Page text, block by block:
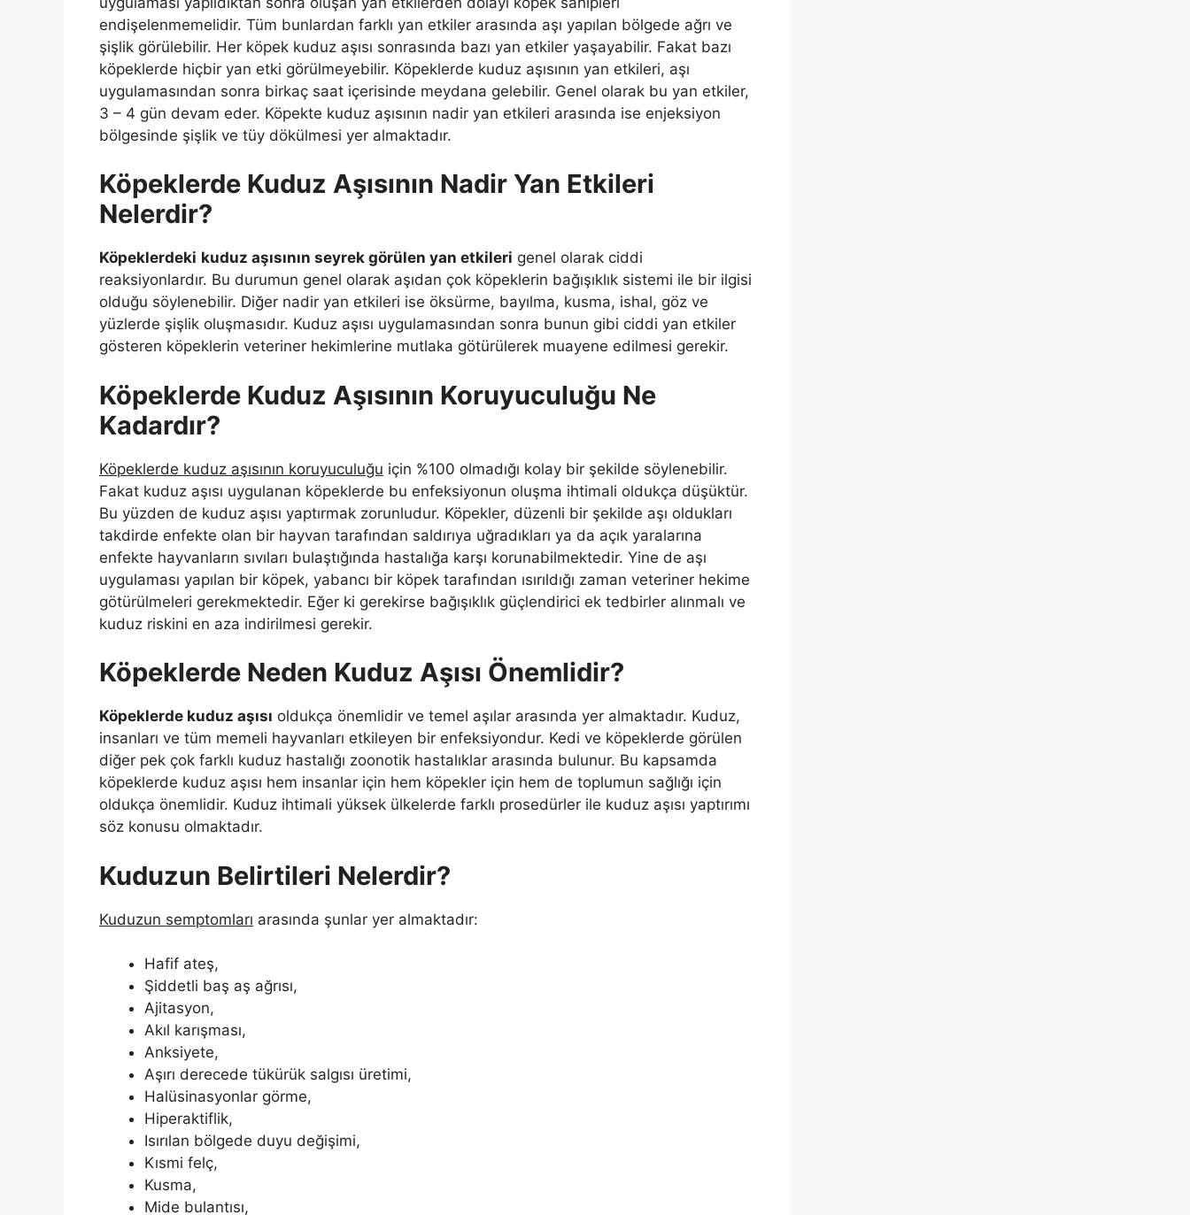
endişelenmemelidir. Tüm bunlardan farklı yan etkiler arasında aşı yapılan bölgede ağrı ve
şişlik görülebilir. Her köpek kuduz aşısı sonrasında bazı yan etkiler yaşayabilir. Fakat bazı
köpeklerde hiçbir yan etki görülmeyebilir. Köpeklerde kuduz aşısının yan etkileri, aşı
uygulamasından sonra birkaç saat içerisinde meydana gelebilir. Genel olarak bu yan etkiler,
3 – 4 gün devam eder. Köpekte kuduz aşısının nadir yan etkileri arasında ise enjeksiyon
bölgesinde şişlik ve tüy dökülmesi yer almaktadır.
Köpeklerde Kuduz Aşısının Nadir Yan Etkileri
Nelerdir?
Köpeklerdeki kuduz aşısının seyrek görülen yan etkileri genel olarak ciddi
reaksiyonlardır. Bu durumun genel olarak aşıdan çok köpeklerin bağışıklık sistemi ile bir ilgisi
olduğu söylenebilir. Diğer nadir yan etkileri ise öksürme, bayılma, kusma, ishal, göz ve
yüzlerde şişlik oluşmasıdır. Kuduz aşısı uygulamasından sonra bunun gibi ciddi yan etkiler
gösteren köpeklerin veteriner hekimlerine mutlaka götürülerek muayene edilmesi gerekir.
Köpeklerde Kuduz Aşısının Koruyuculuğu Ne
Kadardır?
Köpeklerde kuduz aşısının koruyuculuğu için %100 olmadığı kolay bir şekilde söylenebilir.
Fakat kuduz aşısı uygulanan köpeklerde bu enfeksiyonun oluşma ihtimali oldukça düşüktür.
Bu yüzden de kuduz aşısı yaptırmak zorunludur. Köpekler, düzenli bir şekilde aşı oldukları
takdirde enfekte olan bir hayvan tarafından saldırıya uğradıkları ya da açık yaralarına
enfekte hayvanların sıvıları bulaştığında hastalığa karşı korunabilmektedir. Yine de aşı
uygulaması yapılan bir köpek, yabancı bir köpek tarafından ısırıldığı zaman veteriner hekime
götürülmeleri gerekmektedir. Eğer ki gerekirse bağışıklık güçlendirici ek tedbirler alınmalı ve
kuduz riskini en aza indirilmesi gerekir.
Köpeklerde Neden Kuduz Aşısı Önemlidir?
Köpeklerde kuduz aşısı oldukça önemlidir ve temel aşılar arasında yer almaktadır. Kuduz,
insanları ve tüm memeli hayvanları etkileyen bir enfeksiyondur. Kedi ve köpeklerde görülen
diğer pek çok farklı kuduz hastalığı zoonotik hastalıklar arasında bulunur. Bu kapsamda
köpeklerde kuduz aşısı hem insanlar için hem köpekler için hem de toplumun sağlığı için
oldukça önemlidir. Kuduz ihtimali yüksek ülkelerde farklı prosedürler ile kuduz aşısı yaptırımı
söz konusu olmaktadır.
Kuduzun Belirtileri Nelerdir?
Kuduzun semptomları arasında şunlar yer almaktadır:
Hafif ateş,
Şiddetli baş aş ağrısı,
Ajitasyon,
Akıl karışması,
Anksiyete,
Aşırı derecede tükürük salgısı üretimi,
Halüsinasyonlar görme,
Hiperaktiflik,
Isırılan bölgede duyu değişimi,
Kısmi felç,
Kusma,
Mide bulantısı,